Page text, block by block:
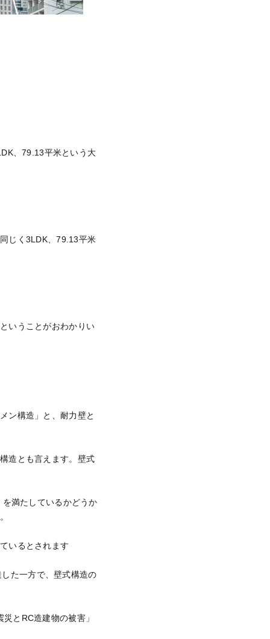
、79.13平米という大
じく3LDK、79.13平米
いうことがおわかりい
ン構造」と、耐力壁と
造とも言えます。壁式
満たしているかどうか
いるとされます
た一方で、壁式構造の
とRC造建物の被害」